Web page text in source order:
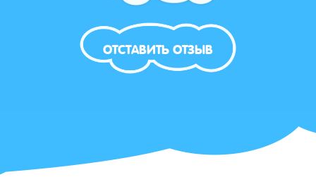
ОТСТАВИТЬ ОТЗЫВ